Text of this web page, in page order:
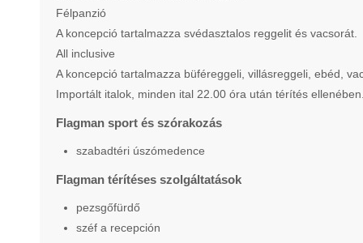
Félpanzió
A koncepció tartalmazza svédasztalos reggelit és vacsorát.
All inclusive
A koncepció tartalmazza büféreggeli, villásreggeli, ebéd,
Importált italok, minden ital 22.00 óra után térítés ellenében.
Flagman sport és szórakozás
szabadtéri úszómedence
Flagman térítéses szolgáltatások
pezsgőfürdő
széf a recepción